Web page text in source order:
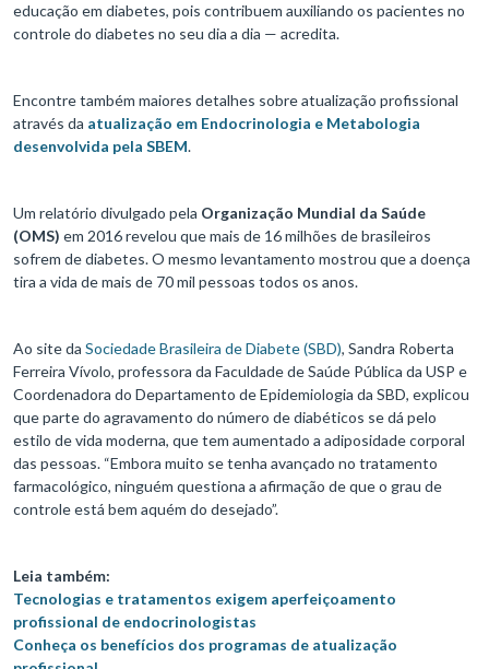
educação em diabetes, pois contribuem auxiliando os pacientes no
controle do diabetes no seu dia a dia — acredita.
Encontre também maiores detalhes sobre atualização profissional
através da atualização em Endocrinologia e Metabologia
desenvolvida pela SBEM.
Um relatório divulgado pela Organização Mundial da Saúde
(OMS) em 2016 revelou que mais de 16 milhões de brasileiros
sofrem de diabetes. O mesmo levantamento mostrou que a doença
tira a vida de mais de 70 mil pessoas todos os anos.
Ao site da Sociedade Brasileira de Diabete (SBD), Sandra Roberta
Ferreira Vívolo, professora da Faculdade de Saúde Pública da USP e
Coordenadora do Departamento de Epidemiologia da SBD, explicou
que parte do agravamento do número de diabéticos se dá pelo
estilo de vida moderna, que tem aumentado a adiposidade corporal
das pessoas. “Embora muito se tenha avançado no tratamento
farmacológico, ninguém questiona a afirmação de que o grau de
controle está bem aquém do desejado”.
Leia também:
Tecnologias e tratamentos exigem aperfeiçoamento
profissional de endocrinologistas
Conheça os benefícios dos programas de atualização